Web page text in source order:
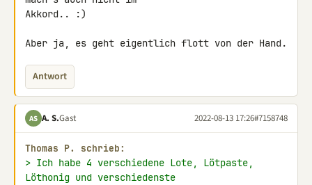
Akkord.. :)
Aber ja, es geht eigentlich flott von der Hand.
Antwort
AS A. S.Gast 2022-08-13 17:26#7158748
Thomas P. schrieb:
> Ich habe 4 verschiedene Lote, Lötpaste,
Löthonig und verschiedenste